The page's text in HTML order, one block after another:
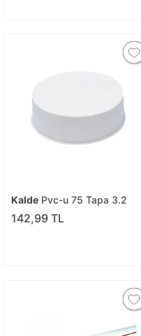
Kalde Pvc-u 75 Tapa 3.2
142,99 TL